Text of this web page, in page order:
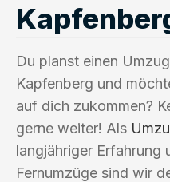
Du planst einen
Kapfenberg und
auf dich zukommen?
gerne weiter! Als
langjähriger Erfahrung
Fernumzüge sind wir